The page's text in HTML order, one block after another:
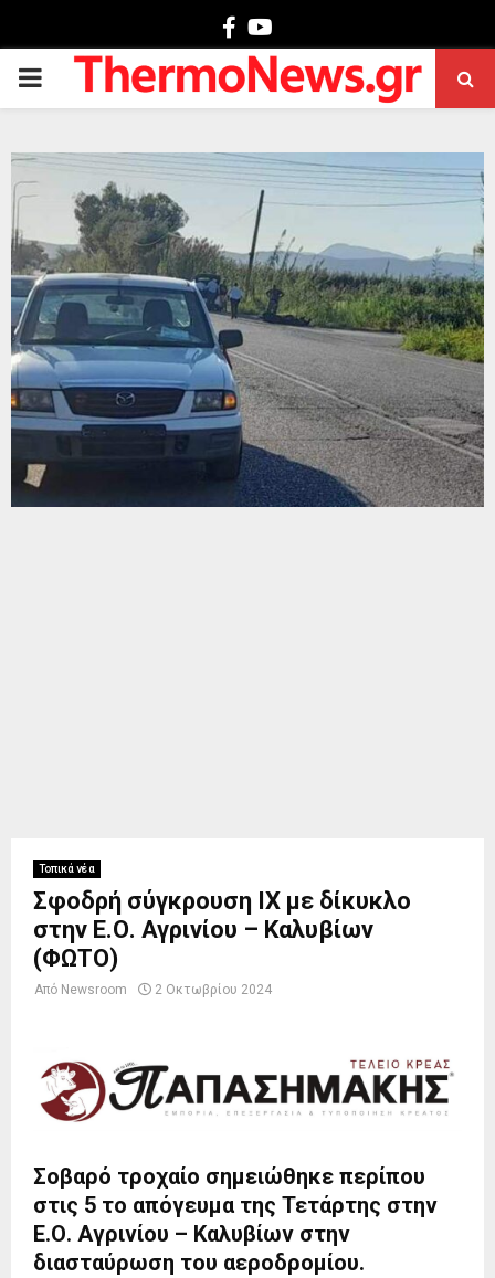
Facebook
PRIMARY
Τοπικά νέα
Σφοδρή σύγκρουση ΙΧ με δίκυκλο
στην Ε.Ο. Αγρινίου – Καλυβίων
(ΦΩΤΟ)
Από Newsroom 2 Οκτωβρίου 2024
Σοβαρό τροχαίο σημειώθηκε περίπου
στις 5 το απόγευμα της Τετάρτης στην
Ε.Ο. Αγρινίου – Καλυβίων στην
διασταύρωση του αεροδρομίου.